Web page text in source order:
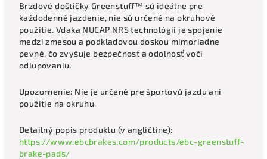
Brzdové doštičky Greenstuff™ sú ideálne pre
každodenné jazdenie, nie sú určené na okruhové
použitie. Vďaka NUCAP NRS technológii je spojenie
medzi zmesou a podkladovou doskou mimoriadne
pevné, čo zvyšuje bezpečnosť a odolnosť voči
odlupovaniu.
Upozornenie: Nie je určené pre športovú jazdu ani
použitie na okruhu.
Detailný popis produktu (v angličtine):
https://www.ebcbrakes.com/products/ebc-greenstuff-
brake-pads/